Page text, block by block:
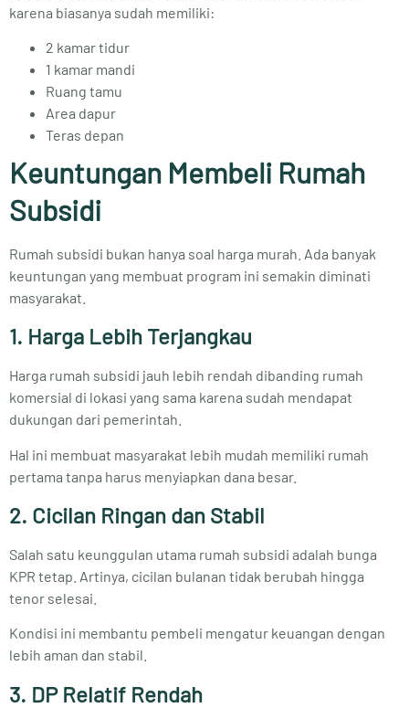
karena biasanya sudah memiliki:
2 kamar tidur
1 kamar mandi
Ruang tamu
Area dapur
Teras depan
Keuntungan Membeli Rumah
Subsidi
Rumah subsidi bukan hanya soal harga murah. Ada banyak
keuntungan yang membuat program ini semakin diminati
masyarakat.
1. Harga Lebih Terjangkau
Harga rumah subsidi jauh lebih rendah dibanding rumah
komersial di lokasi yang sama karena sudah mendapat
dukungan dari pemerintah.
Hal ini membuat masyarakat lebih mudah memiliki rumah
pertama tanpa harus menyiapkan dana besar.
2. Cicilan Ringan dan Stabil
Salah satu keunggulan utama rumah subsidi adalah bunga
KPR tetap. Artinya, cicilan bulanan tidak berubah hingga
tenor selesai.
Kondisi ini membantu pembeli mengatur keuangan dengan
lebih aman dan stabil.
3. DP Relatif Rendah